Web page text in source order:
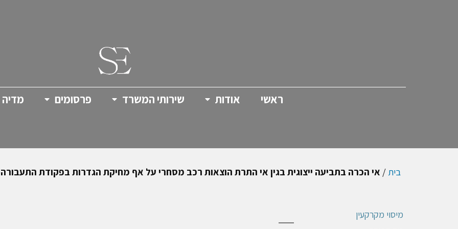
ראשי אודות שירותי המשרד פרסומים מדיה
בית/ אי הכרה בתביעה ייצוגית בגין אי התרת הוצאות רכב מסחרי על אף מחיקת הגדרות בפקודת התעבורה- ת"מ 144/07
מיסוי מקרקעין